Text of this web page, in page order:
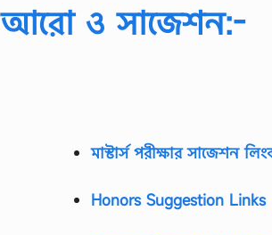
আরো ও সাজেশন:-
মাস্টার্স পরীক্ষার সাজেশন
Honors Suggestion Links